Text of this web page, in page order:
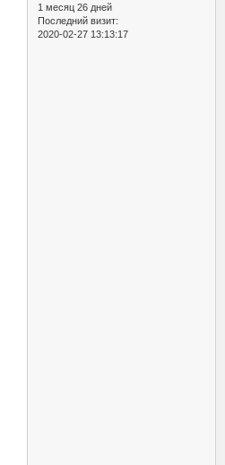
1 месяц 26 дней
Последний визит:
2020-02-27 13:13:17